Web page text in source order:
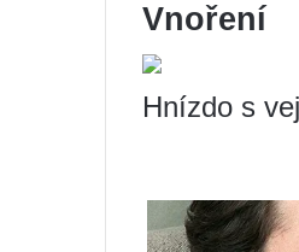
Vnoření
Hnízdo s